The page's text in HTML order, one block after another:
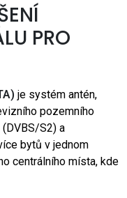
PRO
je systém antén,
pozemního
S2) a
bytů v jednom
centrálního místa, kde